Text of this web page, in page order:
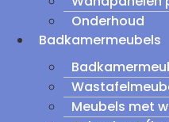
Onderhoud
Badkamermeubels
Meubels met